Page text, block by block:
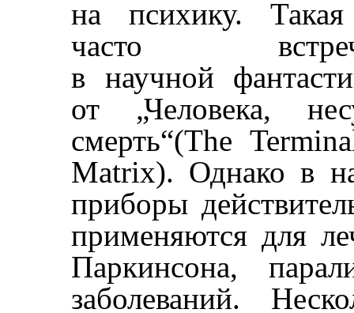
на психику.
часто
в научной
от „Человека,
смерть“(The
Matrix). Однако в
приборы
применяются для
Паркинсона,
заболеваний.